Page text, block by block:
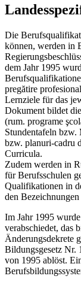
Die
können, werden in
dem Jahr 1995
pregătire
Lernziele für das
Dokument bildet
(rum. programe
Stundentafeln bzw.
bzw. planuri-cadru
Curricula.
Zudem werden in
für Berufsschulen
Qualifikationen in
den
Im Jahr 1995
verabschiedet, das
Änderungsdekrete
Bildungsgesetz Nr.
von 1995 ablöst.